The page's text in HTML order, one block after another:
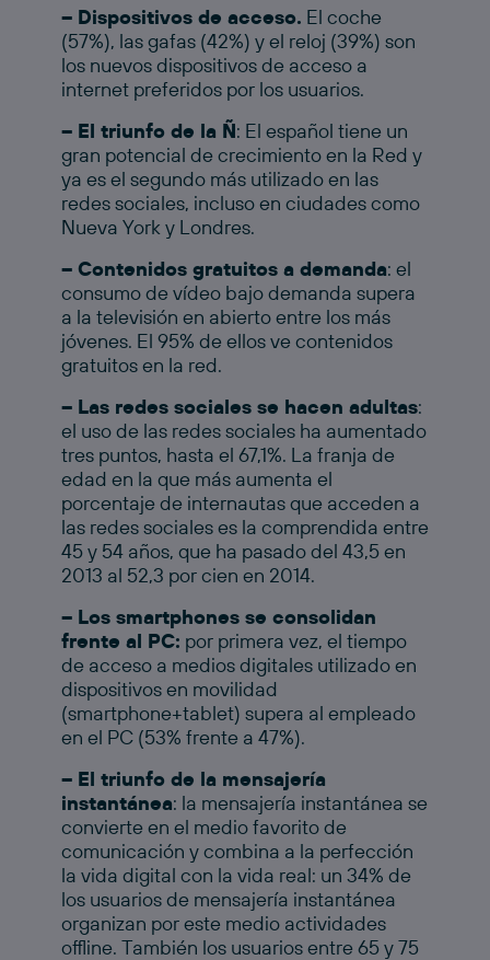
– Dispositivos de acceso. El coche
(57%), las gafas (42%) y el reloj (39%) son
los nuevos dispositivos de acceso a
internet preferidos por los usuarios.
– El triunfo de la Ñ: El español tiene un
gran potencial de crecimiento en la Red y
ya es el segundo más utilizado en las
redes sociales, incluso en ciudades como
Nueva York y Londres.
– Contenidos gratuitos a demanda: el
consumo de vídeo bajo demanda supera
a la televisión en abierto entre los más
jóvenes. El 95% de ellos ve contenidos
gratuitos en la red.
– Las redes sociales se hacen adultas:
el uso de las redes sociales ha aumentado
tres puntos, hasta el 67,1%. La franja de
edad en la que más aumenta el
porcentaje de internautas que acceden a
las redes sociales es la comprendida entre
45 y 54 años, que ha pasado del 43,5 en
2013 al 52,3 por cien en 2014.
– Los smartphones se consolidan
frente al PC: por primera vez, el tiempo
de acceso a medios digitales utilizado en
dispositivos en movilidad
(smartphone+tablet) supera al empleado
en el PC (53% frente a 47%).
– El triunfo de la mensajería
instantánea: la mensajería instantánea se
convierte en el medio favorito de
comunicación y combina a la perfección
la vida digital con la vida real: un 34% de
los usuarios de mensajería instantánea
organizan por este medio actividades
offline. También los usuarios entre 65 y 75